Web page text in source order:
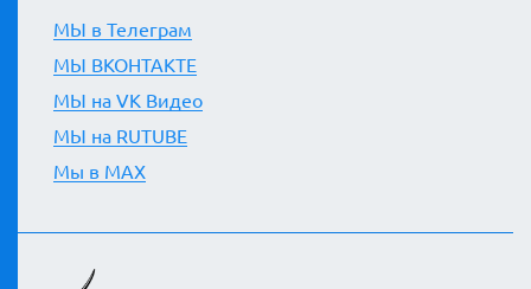
МЫ в Телеграм
МЫ ВКОНТАКТЕ
МЫ на VK Видео
МЫ на RUTUBE
Мы в MAX